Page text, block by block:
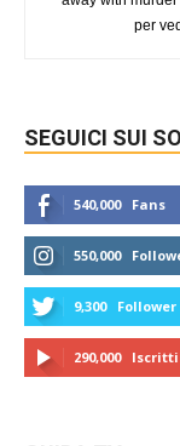
per
SEGUICI SUI
540,000 Fans
550,000
9,300 Follower
290,000 Iscritti